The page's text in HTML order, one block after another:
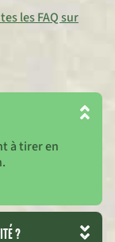
à tirer en
?
les FAQ sur